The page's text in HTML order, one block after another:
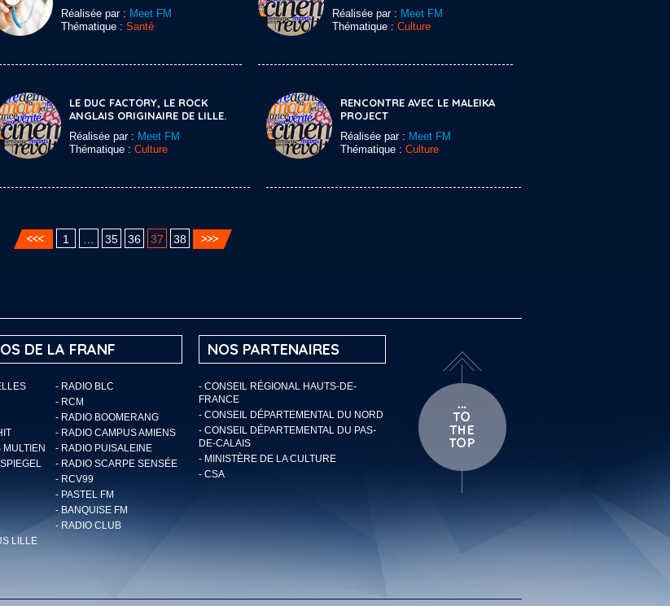
Réalisée par : Meet FM
Thématique : Santé
Réalisée par : Meet FM
Thématique : Culture
LE DUC FACTORY, LE ROCK
ANGLAIS ORIGINAIRE DE LILLE.
Réalisée par : Meet FM
Thématique : Culture
RENCONTRE AVEC LE MALEIKA
PROJECT
Réalisée par : Meet FM
Thématique : Culture
1 35 36 37 38
DE LA FRANF
- RADIO BLC
- RCM
- RADIO BOOMERANG
- RADIO CAMPUS AMIENS
MULTIEN
- RADIO PUISALEINE
- RADIO SCARPE SENSÉE
- RCV99
- PASTEL FM
- BANQUISE FM
- RADIO CLUB
LILLE
NOS PARTENAIRES
- CONSEIL RÉGIONAL HAUTS-DE-
FRANCE
- CONSEIL DÉPARTEMENTAL DU NORD
- CONSEIL DÉPARTEMENTAL DU PAS-
DE-CALAIS
- MINISTÈRE DE LA CULTURE
- CSA